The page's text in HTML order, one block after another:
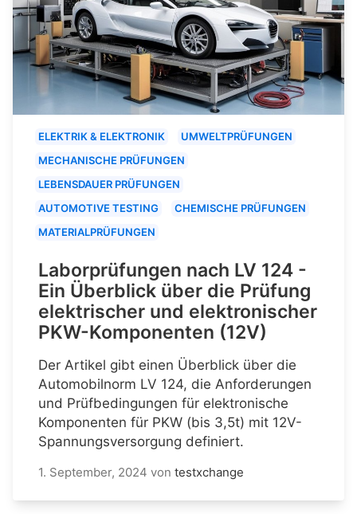
ELEKTRIK & ELEKTRONIK
UMWELTPRÜFUNGEN
MECHANISCHE PRÜFUNGEN
LEBENSDAUER PRÜFUNGEN
AUTOMOTIVE TESTING
CHEMISCHE PRÜFUNGEN
MATERIALPRÜFUNGEN
Laborprüfungen nach LV 124 -
Ein Überblick über die Prüfung
elektrischer und elektronischer
PKW-Komponenten (12V)
Der Artikel gibt einen Überblick über die
Automobilnorm LV 124, die Anforderungen
und Prüfbedingungen für elektronische
Komponenten für PKW (bis 3,5t) mit 12V-
Spannungsversorgung definiert.
1. September, 2024 von testxchange